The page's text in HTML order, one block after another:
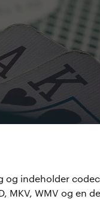
og indeholder
MKV, WMV og en